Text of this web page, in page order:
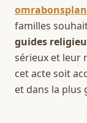
familles
guides
sérieux et leur
cet acte soit
et dans la plus